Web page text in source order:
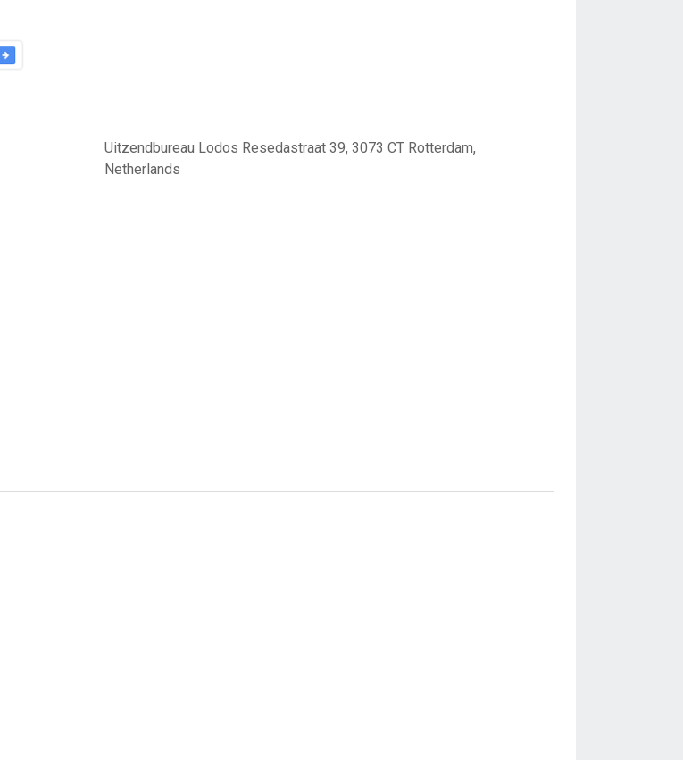
Uitzendbureau Lodos Resedastraat 39, 3073 CT Rotterdam,
Netherlands